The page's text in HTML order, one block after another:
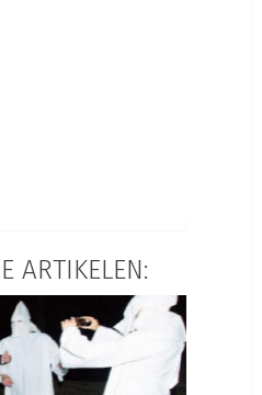
ARTIKELEN: